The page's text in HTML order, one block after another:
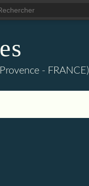
- FRANCE)